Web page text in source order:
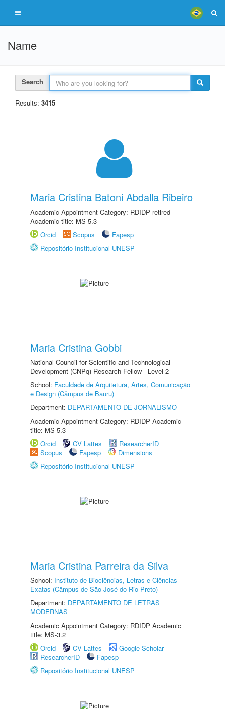
Name
Search
Results: 3415
Maria Cristina Batoni Abdalla Ribeiro
Academic Appointment Category: RDIDP retired
Academic title: MS-5.3
Orcid
Scopus
Fapesp
Repositório Institucional UNESP
Maria Cristina Gobbi
National Council for Scientific and Technological
Development (CNPq) Research Fellow - Level 2
School: Faculdade de Arquitetura, Artes, Comunicação
e Design (Câmpus de Bauru)
Department: DEPARTAMENTO DE JORNALISMO
Academic Appointment Category: RDIDP Academic
title: MS-5.3
Orcid
CV Lattes
ResearcherID
Scopus
Fapesp
Dimensions
Repositório Institucional UNESP
Maria Cristina Parreira da Silva
School: Instituto de Biociências, Letras e Ciências
Exatas (Câmpus de São José do Rio Preto)
Department: DEPARTAMENTO DE LETRAS
MODERNAS
Academic Appointment Category: RDIDP Academic
title: MS-3.2
Orcid
CV Lattes
Google Scholar
ResearcherID
Fapesp
Repositório Institucional UNESP